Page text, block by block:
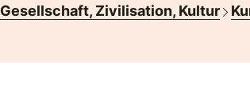
Gesellschaft, Zivilisation, Kultur